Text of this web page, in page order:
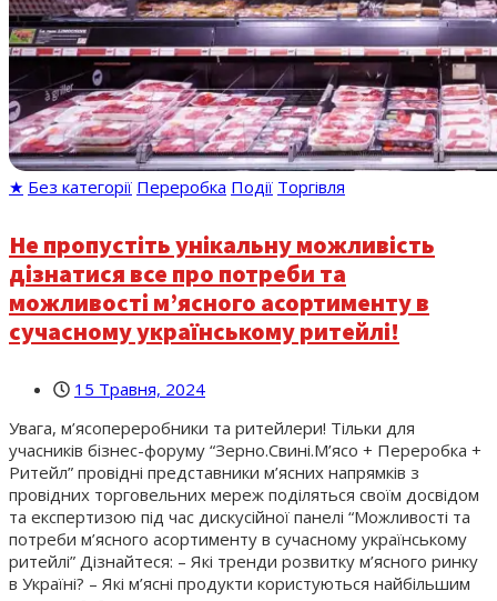
★ Без категорії Переробка Події Торгівля
Не пропустіть унікальну можливість
дізнатися все про потреби та
можливості м’ясного асортименту в
сучасному українському ритейлі!
15 Травня, 2024
Увага, м’ясопереробники та ритейлери! Тільки для
учасників бізнес-форуму “Зерно.Свині.М’ясо + Переробка +
Ритейл” провідні представники м’ясних напрямків з
провідних торговельних мереж поділяться своїм досвідом
та експертизою під час дискусійної панелі “Можливості та
потреби м’ясного асортименту в сучасному українському
ритейлі” Дізнайтеся: – Які тренди розвитку м’ясного ринку
в Україні? – Які м’ясні продукти користуються найбільшим